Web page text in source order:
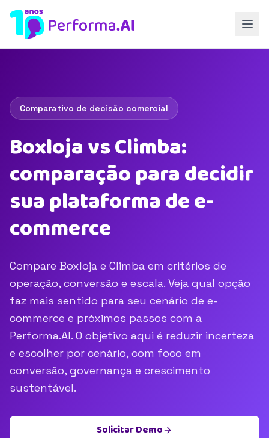
Comparativo de decisão comercial
Boxloja vs Climba:
comparação para decidir
sua plataforma de e-
commerce
Compare Boxloja e Climba em critérios de
operação, conversão e escala. Veja qual opção
faz mais sentido para seu cenário de e-
commerce e próximos passos com a
Performa.AI. O objetivo aqui é reduzir incerteza
e escolher por cenário, com foco em
conversão, governança e crescimento
sustentável.
Solicitar Demo